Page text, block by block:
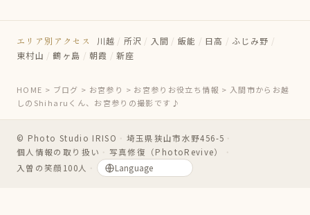
エリア別アクセス 川越 / 所沢 / 入間 / 飯能 / 日高 / ふじみ野 /
東村山 / 鶴ヶ島 / 朝霞 / 新座
HOME > ブログ > お宮参り > お宮参りお役立ち情報 > 入間市からお越
しのShiharuくん、お宮参りの撮影です♪
© Photo Studio IRISO ・ 埼玉県狭山市水野456-5 ・
個人情報の取り扱い ・ 写真修復（PhotoRevive）
・
入曽の笑顔100人 ・